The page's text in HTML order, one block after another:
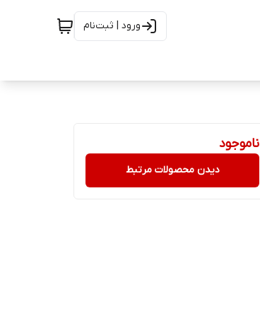
ورود | ثبت‌نام
ناموجود
دیدن محصولات مرتبط